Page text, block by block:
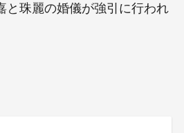
と珠麗の婚儀が強引に行われ